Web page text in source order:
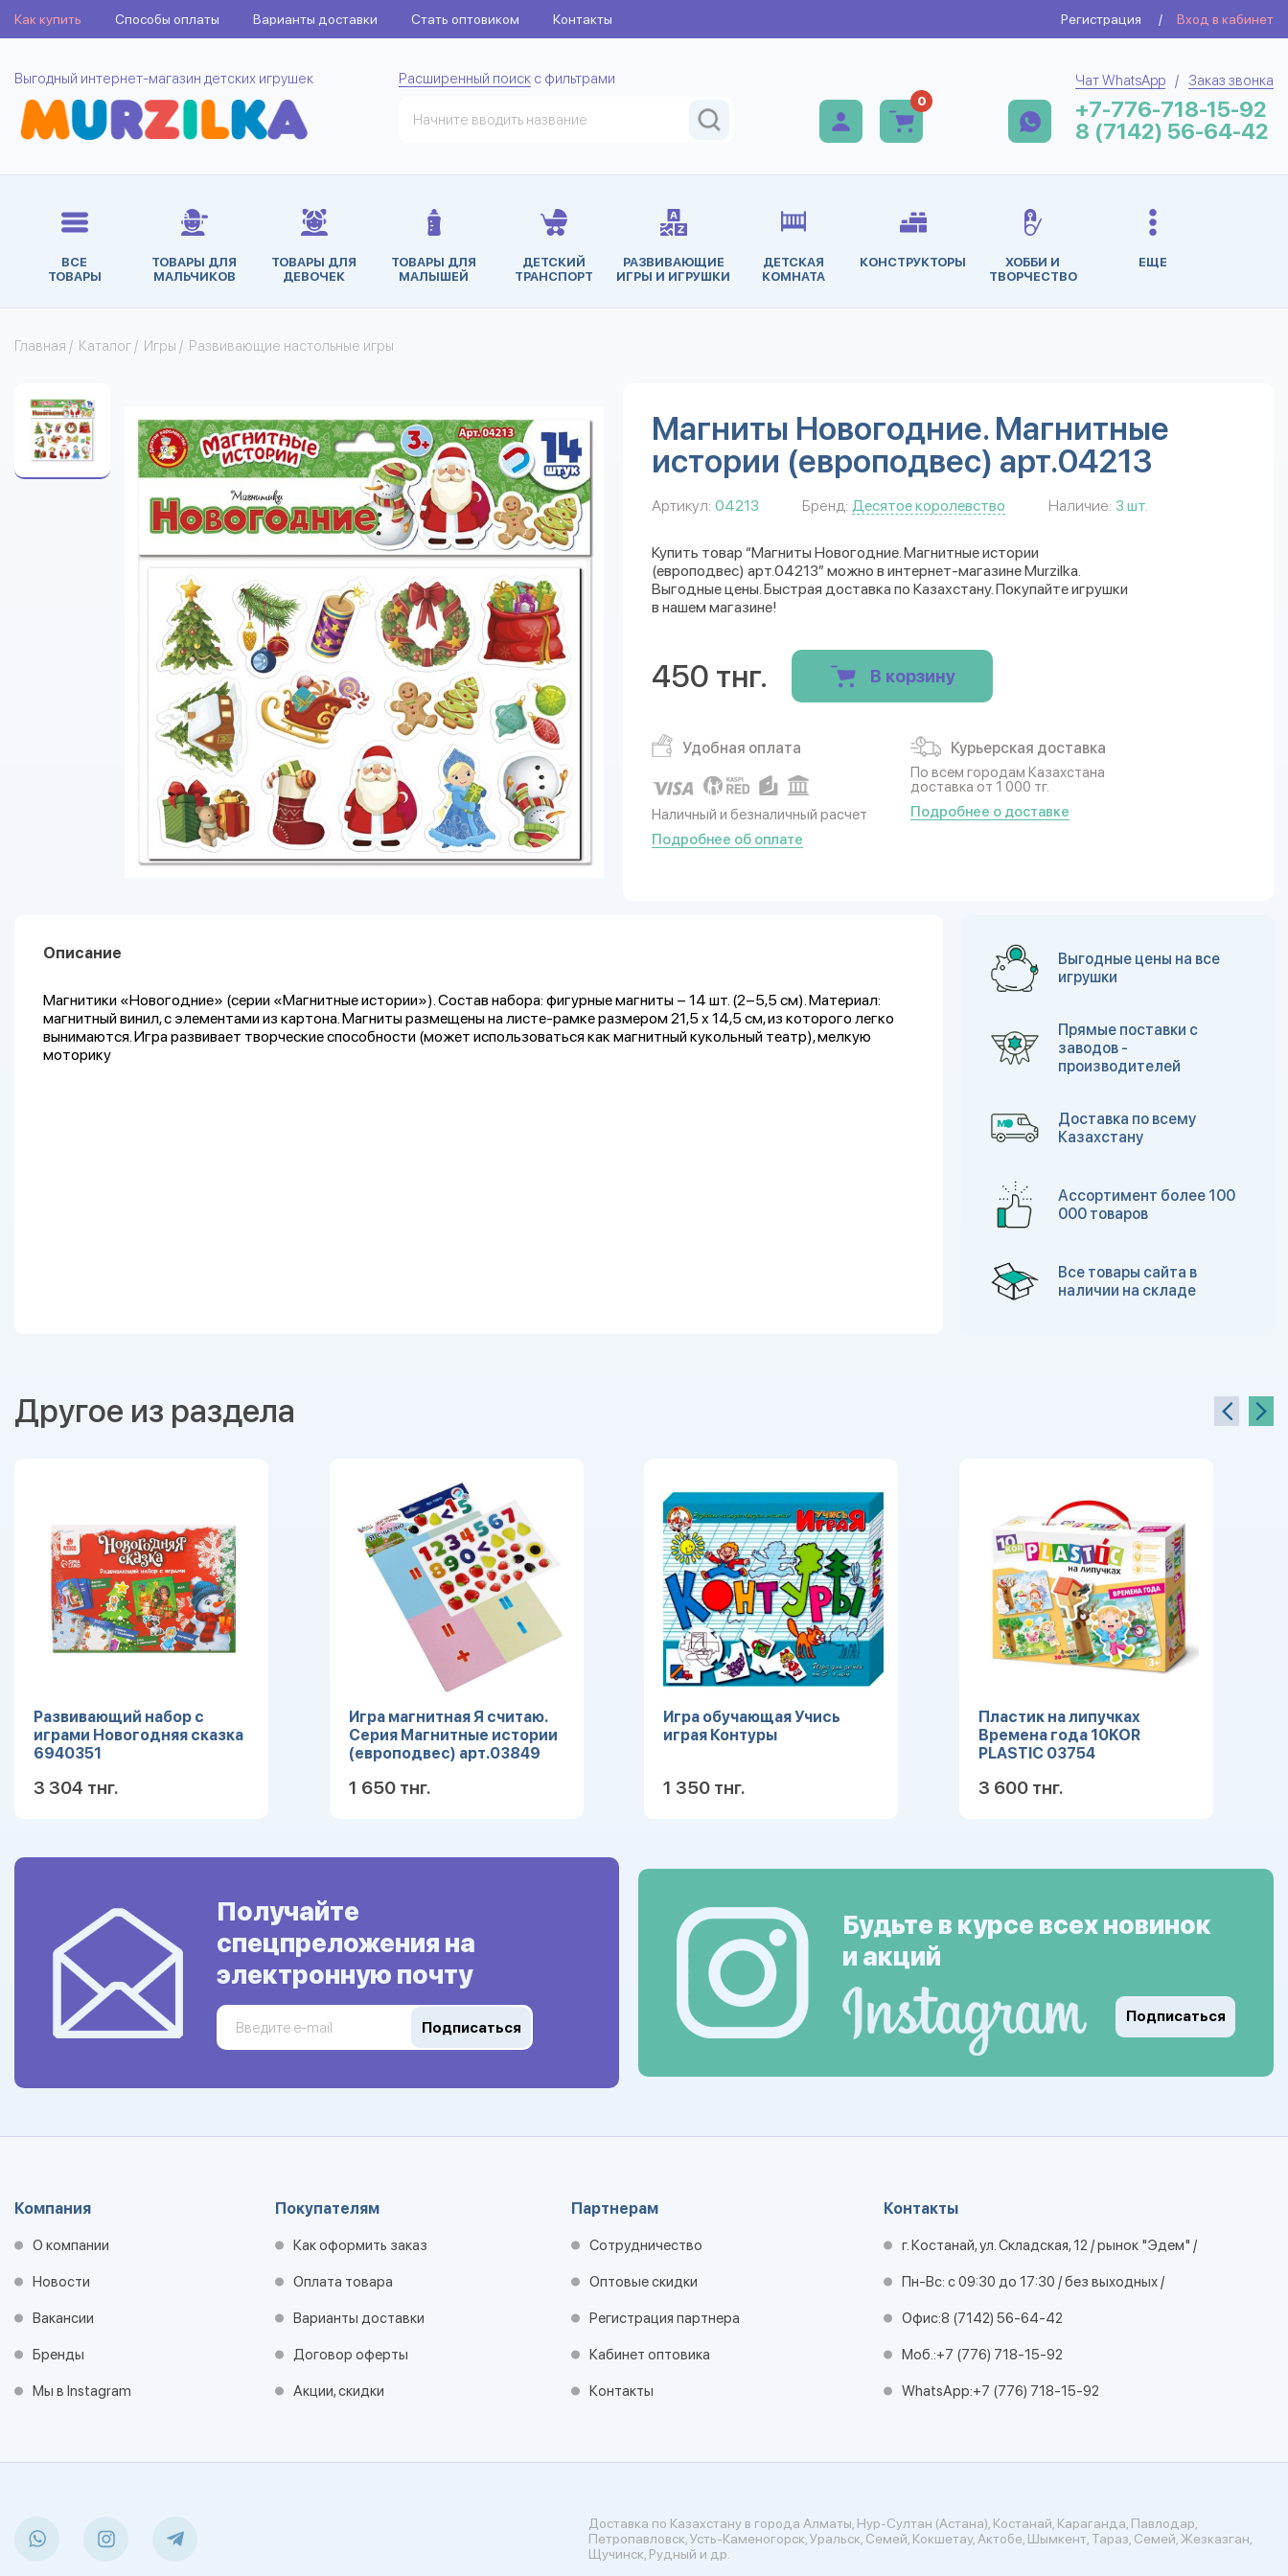
Как купить Способы оплаты Варианты доставки Стать оптовиком Контакты Регистрация / Вход в кабинет
Выгодный интернет-магазин детских игрушек Расширенный поиск с фильтрами
0
Чат WhatsApp / Заказ звонка
+7-776-718-15-92
8 (7142) 56-64-42
ВСЕ
ТОВАРЫ
ТОВАРЫ ДЛЯ
МАЛЬЧИКОВ
ТОВАРЫ ДЛЯ
ДЕВОЧЕК
ТОВАРЫ ДЛЯ
МАЛЫШЕЙ
ДЕТСКИЙ
ТРАНСПОРТ
РАЗВИВАЮЩИЕ
ИГРЫ И ИГРУШКИ
ДЕТСКАЯ
КОМНАТА
КОНСТРУКТОРЫ
ХОББИ И
ТВОРЧЕСТВО
ЕЩЕ
Главная / Каталог / Игры / Развивающие настольные игры
Магниты Новогодние. Магнитные
истории (европодвес) арт.04213
Артикул: 04213 Бренд: Десятое королевство Наличие: 3 шт.
Купить товар “Магниты Новогодние. Магнитные истории
(европодвес) арт.04213” можно в интернет-магазине Murzilka.
Выгодные цены. Быстрая доставка по Казахстану. Покупайте игрушки
в нашем магазине!
450 тнг. В корзину
Удобная оплата
Наличный и безналичный расчет
Подробнее об оплате
Курьерская доставка
По всем городам Казахстана
доставка от 1 000 тг.
Подробнее о доставке
Описание
Магнитики «Новогодние» (серии «Магнитные истории»). Состав набора: фигурные магниты – 14 шт. (2–5,5 см). Материал:
магнитный винил, с элементами из картона. Магниты размещены на листе-рамке размером 21,5 х 14,5 см, из которого легко
вынимаются. Игра развивает творческие способности (может использоваться как магнитный кукольный театр), мелкую
моторику
Выгодные цены на все
игрушки
Прямые поставки с
заводов -
производителей
Доставка по всему
Казахстану
Ассортимент более 100
000 товаров
Все товары сайта в
наличии на складе
Другое из раздела
Развивающий набор с
играми Новогодняя сказка
6940351
3 304 тнг.
Игра магнитная Я считаю.
Серия Магнитные истории
(европодвес) арт.03849
1 650 тнг.
Игра обучающая Учись
играя Контуры
1 350 тнг.
Пластик на липучках
Времена года 10KOR
PLASTIC 03754
3 600 тнг.
Получайте
спецпреложения на
электронную почту
Подписаться
Будьте в курсе всех новинок
и акций
Подписаться
Компания
О компании
Новости
Вакансии
Бренды
Мы в Instagram
Покупателям
Как оформить заказ
Оплата товара
Варианты доставки
Договор оферты
Акции, скидки
Партнерам
Сотрудничество
Оптовые скидки
Регистрация партнера
Кабинет оптовика
Контакты
Контакты
г. Костанай, ул. Складская, 12 / рынок "Эдем" /
Пн-Вс: с 09:30 до 17:30 / без выходных /
Офис:8 (7142) 56-64-42
Моб.:+7 (776) 718-15-92
WhatsApp:+7 (776) 718-15-92
Доставка по Казахстану в города Алматы, Нур-Султан (Астана), Костанай, Караганда, Павлодар,
Петропавловск, Усть-Каменогорск, Уральск, Семей, Кокшетау, Актобе, Шымкент, Тараз, Семей, Жезказган,
Щучинск, Рудный и др.